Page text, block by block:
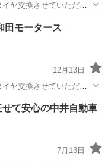
ヤ交換させていただき
SNになります。 SNは
田モータース
12月13日
ヤ交換させていただき
。 和田モータースは国
て安心の中井自動車
7月13日